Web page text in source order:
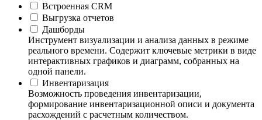
Встроенная CRM
Выгрузка отчетов
Дашборды
Инструмент визуализации и анализа данных в режиме
реального времени. Содержит ключевые метрики в виде
интерактивных графиков и диаграмм, собранных на
одной панели.
Инвентаризация
Возможность проведения инвентаризации,
формирование инвентаризационной описи и документа
расхождений с расчетным количеством.